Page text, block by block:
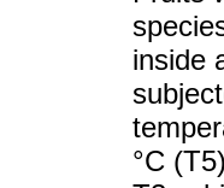
inside
°C